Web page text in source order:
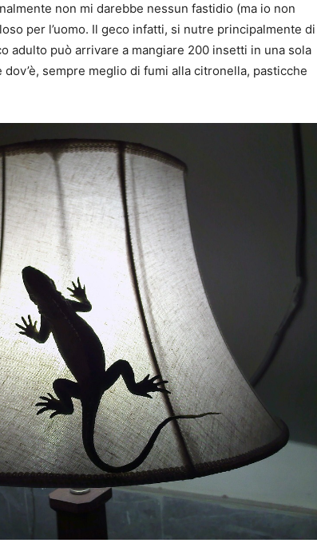
non mi darebbe nessun fastidio (ma io non
per l’uomo. Il geco infatti, si nutre principalmente di
adulto può arrivare a mangiare 200 insetti in una sola
sempre meglio di fumi alla citronella, pasticche